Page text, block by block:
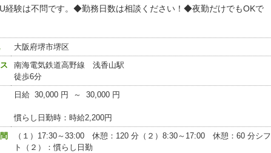
経験は不問です。◆勤務日数は相談ください！◆夜勤だけでもOKで
大阪府堺市堺区
南海電気鉄道高野線 浅香山駅
徒歩6分
日給 30,000 円 ～ 30,000 円
慣らし日勤時：時給2,200円
（１）17:30～33:00 休憩：120 分（２）8:30～17:00 休憩：60 分シフ
ト（２）：慣らし日勤